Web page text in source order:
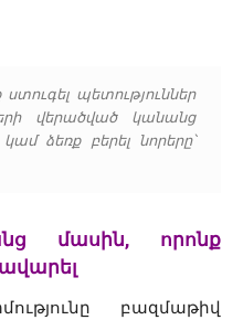
պետություններ
վերածված կանանց
ձեռք բերել նորերը՝
մասին, որոնք
բազմաթիվ